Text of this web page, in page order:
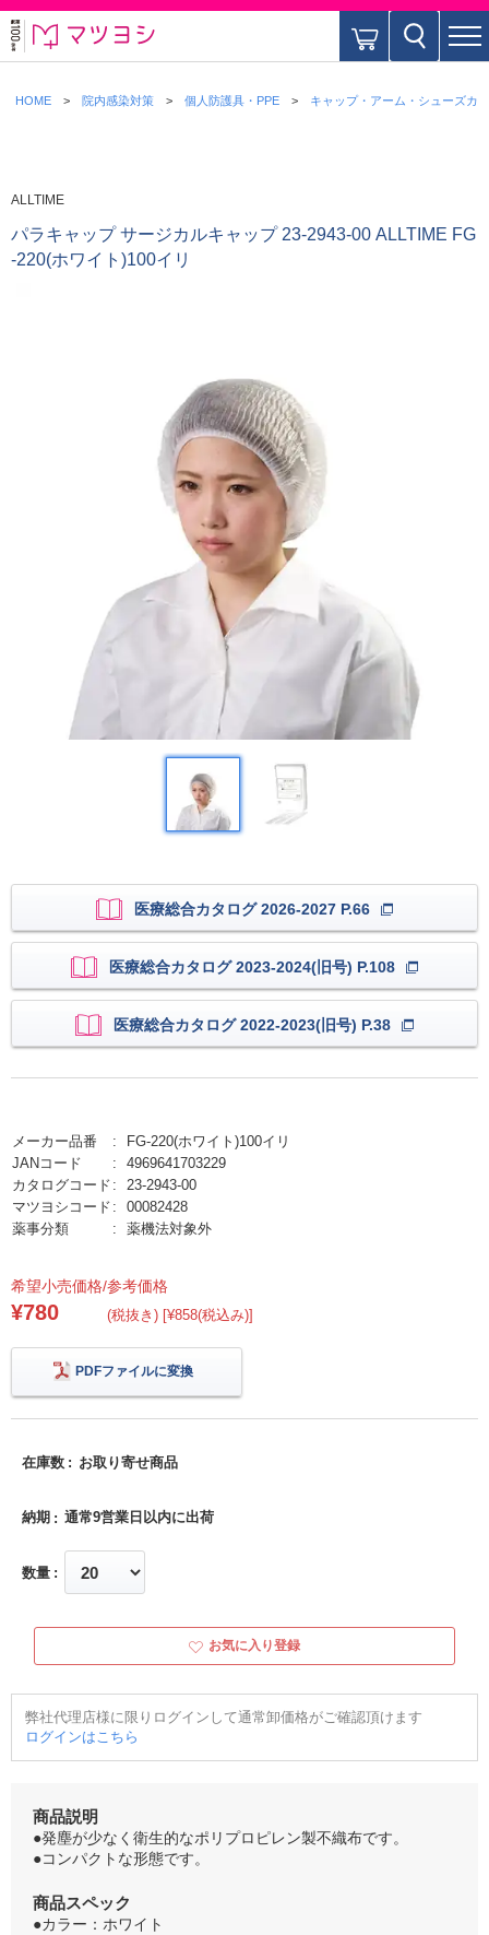
HOME 院内感染対策 個人防護具・PPE キャップ・アーム・シューズカ
ALLTIME
パラキャップ サージカルキャップ 23-2943-00 ALLTIME FG
-220(ホワイト)100イリ
医療総合カタログ 2026-2027 P.66
医療総合カタログ 2023-2024(旧号) P.108
医療総合カタログ 2022-2023(旧号) P.38
メーカー品番
FG-220(ホワイト)100イリ
JANコード
4969641703229
カタログコード
23-2943-00
マツヨシコード
00082428
薬事分類
薬機法対象外
希望小売価格/参考価格
¥780 (税抜き) [¥858(税込み)]
PDFファイルに変換
在庫数 お取り寄せ商品
納期 通常9営業日以内に出荷
数量
お気に入り登録
弊社代理店様に限りログインして通常卸価格がご確認頂けます
ログインはこちら
商品説明
●発塵が少なく衛生的なポリプロピレン製不織布です。
●コンパクトな形態です。
商品スペック
●カラー：ホワイト